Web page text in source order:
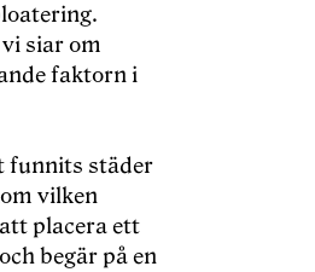
siar om
faktorn i
funnits städer
vilken
placera ett
begär på en